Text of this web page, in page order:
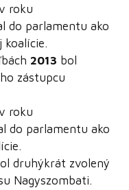
roku
do parlamentu ako
koalície.
2013 bol
zástupcu
roku
do parlamentu ako
druhýkrát zvolený
Nagyszombati.